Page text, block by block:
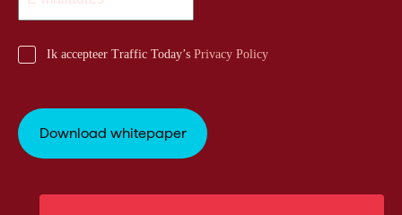
Ik accepteer Traffic Today’s Privacy Policy